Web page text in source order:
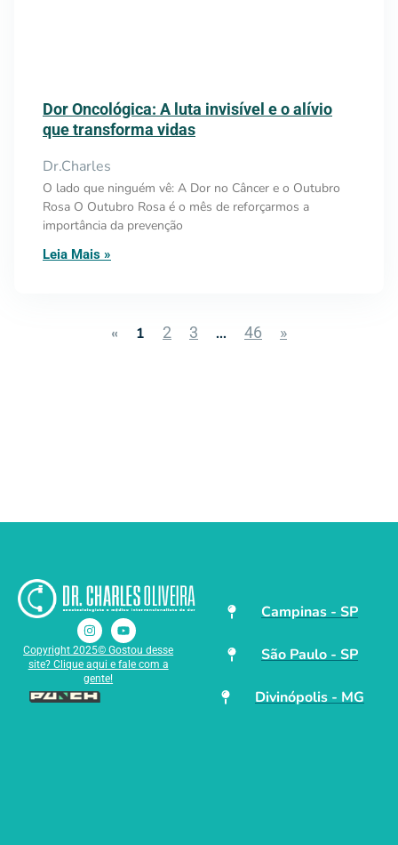
Dor Oncológica: A luta invisível e o alívio
que transforma vidas
Dr.Charles
O lado que ninguém vê: A Dor no Câncer e o Outubro
Rosa O Outubro Rosa é o mês de reforçarmos a
importância da prevenção
Leia Mais »
« 1 2 3 … 46 »
Copyright 2025© Gostou desse
site? Clique aqui e fale com a
gente!
Campinas - SP
São Paulo - SP
Divinópolis - MG